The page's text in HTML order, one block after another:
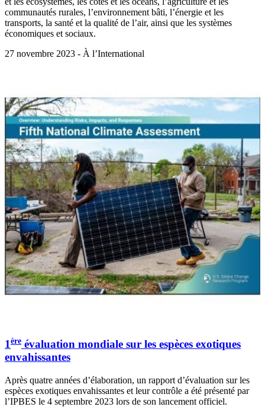
communautés rurales, l’environnement bâti, l’énergie et les
transports, la santé et la qualité de l’air, ainsi que les systèmes
économiques et sociaux.
27 novembre 2023 - À l’International
1ère évaluation mondiale sur les espèces exotiques
envahissantes
Après quatre années d’élaboration, un rapport d’évaluation sur les
espèces exotiques envahissantes et leur contrôle a été présenté par
l’IPBES le 4 septembre 2023 lors de son lancement officiel.